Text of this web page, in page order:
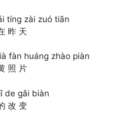
tíng zài zuó tiān
昨 天
fàn huáng zhào piàn
照 片
de gǎi biàn
改 变